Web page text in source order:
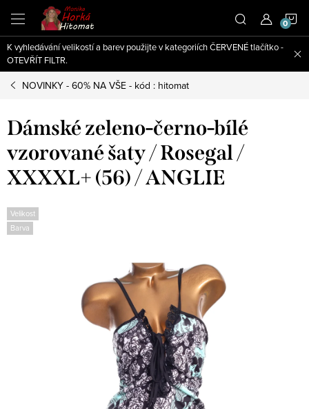
obsah
K vyhledávání velikostí a barev použijte v kategoriích ČERVENÉ tlačítko -
OTEVŘÍT FILTR.
NOVINKY - 60% NA VŠE - kód : hitomat
Dámské zeleno-černo-bílé
vzorované šaty / Rosegal /
XXXXL+ (56) / ANGLIE
Velikost
Barva